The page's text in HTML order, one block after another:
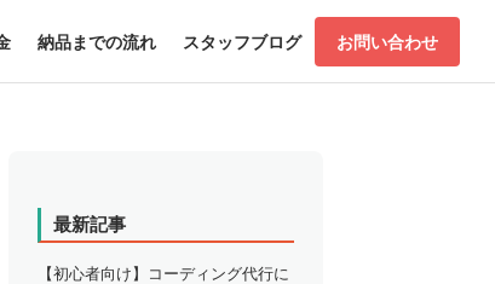
納品までの流れ スタッフブログ お問い合わせ
最新記事
【初心者向け】コーディング代行に